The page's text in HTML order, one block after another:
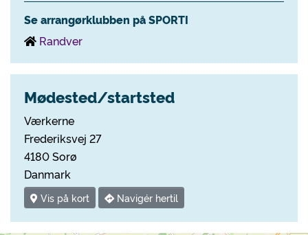
Se arrangørklubben på SPORTI
Randver
Mødested/startsted
Værkerne
Frederiksvej 27
4180 Sorø
Danmark
Vis på kort Navigér hertil